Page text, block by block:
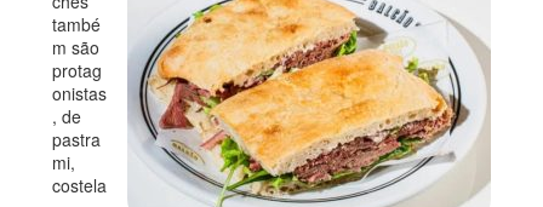
també
m são
protag
onistas
, de
pastra
mi,
costela